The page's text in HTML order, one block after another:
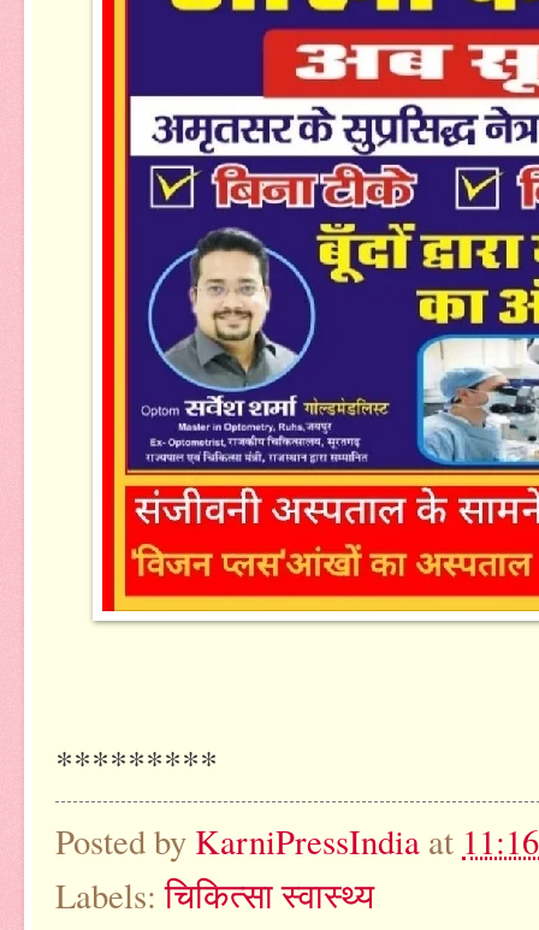
*********
Posted by KarniPressIndia at
Labels:चिकित्सा स्वास्थ्य